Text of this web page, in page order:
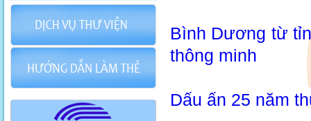
Bình Dương từ
thông minh
Dấu ấn 25 năm